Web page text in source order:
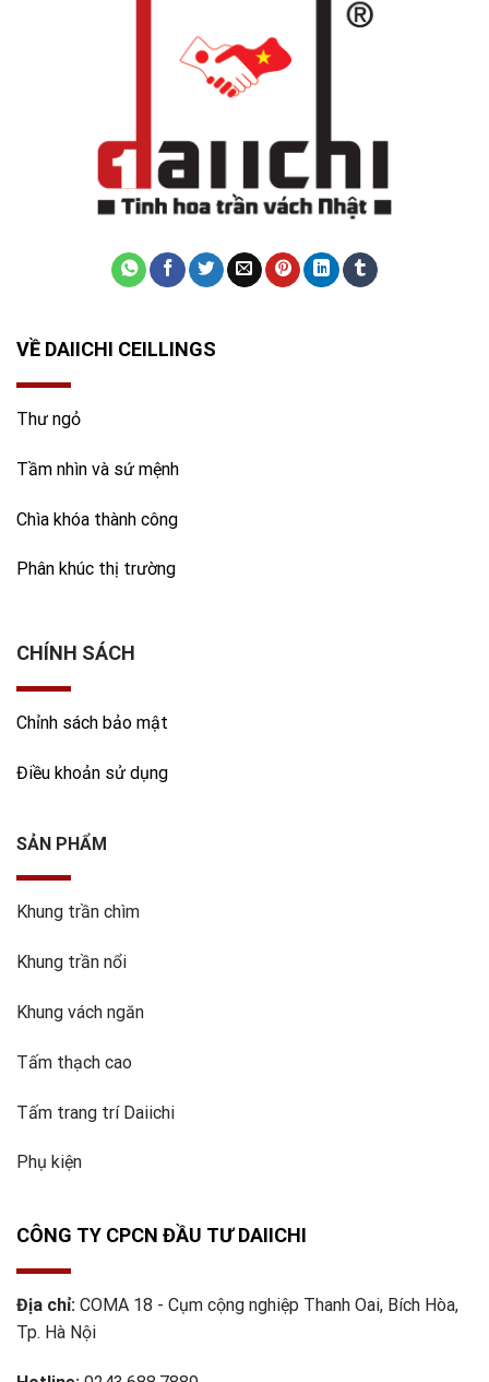
VỀ DAIICHI CEILLINGS
Thư ngỏ
Tầm nhìn và sứ mệnh
Chìa khóa thành công
Phân khúc thị trường
CHÍNH SÁCH
Chỉnh sách bảo mật
Điều khoản sử dụng
SẢN PHẨM
Khung trần chìm
Khung trần nổi
Khung vách ngăn
Tấm thạch cao
Tấm trang trí Daiichi
Phụ kiện
CÔNG TY CPCN ĐẦU TƯ DAIICHI
Địa chỉ:COMA 18 - Cụm cộng nghiệp Thanh Oai, Bích Hòa,
Tp. Hà Nội